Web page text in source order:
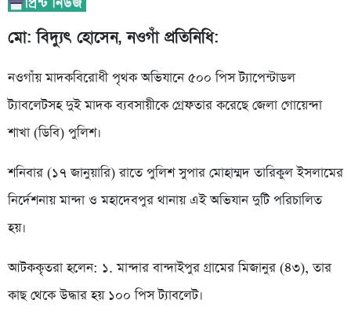
মো: বিদ্যুৎ হোসেন, নওগাঁ প্রতিনিধি:
নওগাঁয় মাদকবিরোধী পৃথক অভিযানে ৫০০ পিস ট্যাপেন্টাডল
ট্যাবলেটসহ দুই মাদক ব্যবসায়ীকে গ্রেফতার করেছে জেলা গোয়েন্দা
শাখা (ডিবি) পুলিশ।
শনিবার (১৭ জানুয়ারি) রাতে পুলিশ সুপার মোহাম্মদ তারিকুল ইসলামের
নির্দেশনায় মান্দা ও মহাদেবপুর থানায় এই অভিযান দুটি পরিচালিত
হয়।
আটককৃতরা হলেন: ১. মান্দার বান্দাইপুর গ্রামের মিজানুর (৪৩), তার
কাছ থেকে উদ্ধার হয় ১০০ পিস ট্যাবলেট।